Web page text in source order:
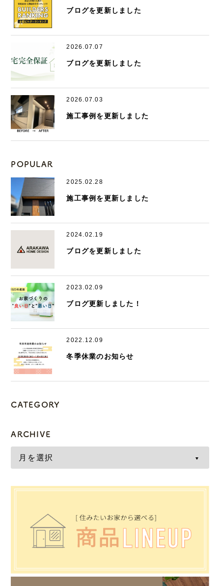
ブログを更新しました
2026.07.07
ブログを更新しました
2026.07.03
施工事例を更新しました
POPULAR
2025.02.28
施工事例を更新しました
2024.02.19
ブログを更新しました
2023.02.09
ブログ更新しました！
2022.12.09
冬季休業のお知らせ
CATEGORY
ARCHIVE